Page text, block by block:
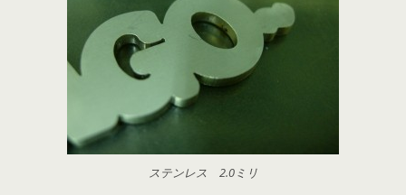
ステンレス 2.0ミリ